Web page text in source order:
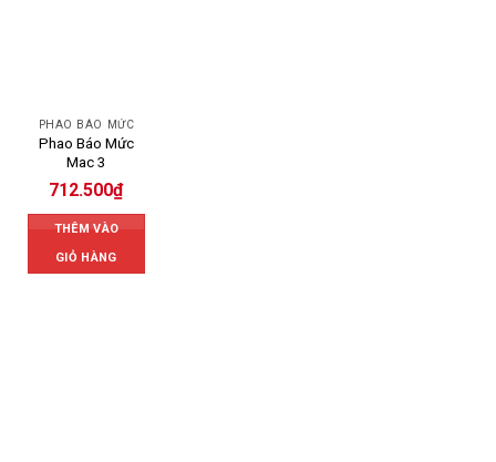
PHAO BÁO MỨC
Phao Báo Mức
Mac 3
712.500₫
THÊM VÀO
GIỎ HÀNG